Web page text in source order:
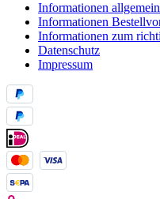
Informationen allgemein
Informationen
Informationen zum
Datenschutz
Impressum